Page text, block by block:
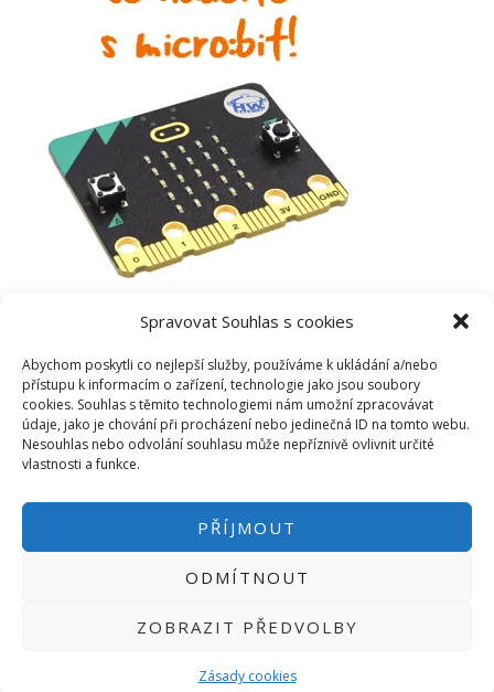
Spravovat Souhlas s cookies
Abychom poskytli co nejlepší služby, používáme k ukládání a/nebo
přístupu k informacím o zařízení, technologie jako jsou soubory
cookies. Souhlas s těmito technologiemi nám umožní zpracovávat
údaje, jako je chování při procházení nebo jedinečná ID na tomto webu.
Nesouhlas nebo odvolání souhlasu může nepříznivě ovlivnit určité
vlastnosti a funkce.
PŘÍJMOUT
ODMÍTNOUT
ZOBRAZIT PŘEDVOLBY
Zásady cookies
PŘIHLÁSIT SE|
BASTLÍRNU PROVOZUJE E-SHOP